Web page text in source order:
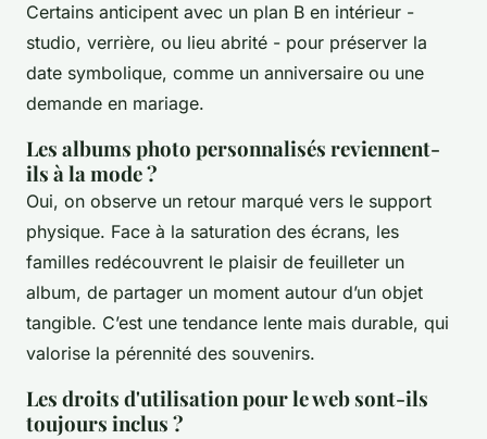
Certains anticipent avec un plan B en intérieur -
studio, verrière, ou lieu abrité - pour préserver la
date symbolique, comme un anniversaire ou une
demande en mariage.
Les albums photo personnalisés reviennent-
ils à la mode ?
Oui, on observe un retour marqué vers le support
physique. Face à la saturation des écrans, les
familles redécouvrent le plaisir de feuilleter un
album, de partager un moment autour d’un objet
tangible. C’est une tendance lente mais durable, qui
valorise la pérennité des souvenirs.
Les droits d'utilisation pour le web sont-ils
toujours inclus ?